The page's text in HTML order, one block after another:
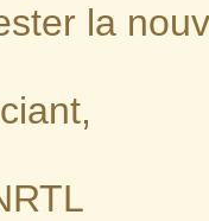
la